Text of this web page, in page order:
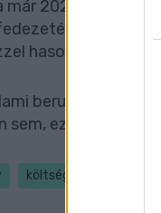
már 2022-ben az
átlagos
hasonlítják össze
beruházások
sem, ezért
költségvetési hiány